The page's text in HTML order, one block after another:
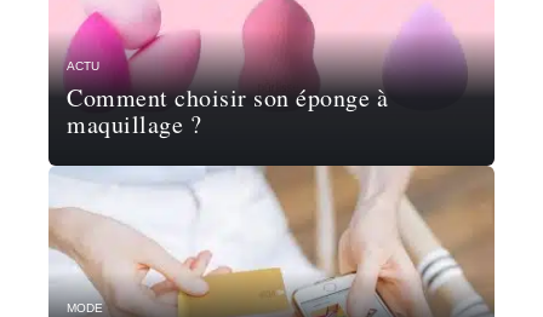
ACTU
Comment choisir son éponge à
maquillage ?
MODE